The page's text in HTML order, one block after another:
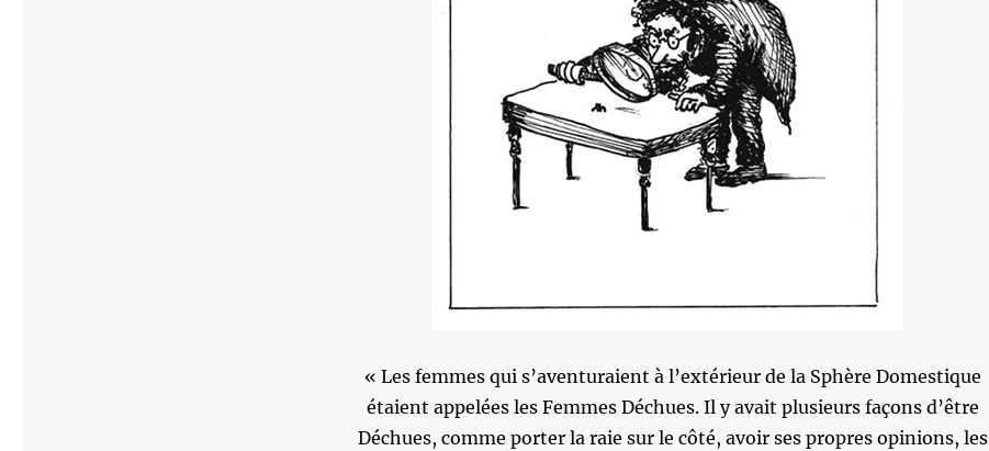
« Les femmes qui s’aventuraient à l’extérieur de la Sphère Domestique
étaient appelées les Femmes Déchues. Il y avait plusieurs façons d’être
Déchues, comme porter la raie sur le côté, avoir ses propres opinions, les